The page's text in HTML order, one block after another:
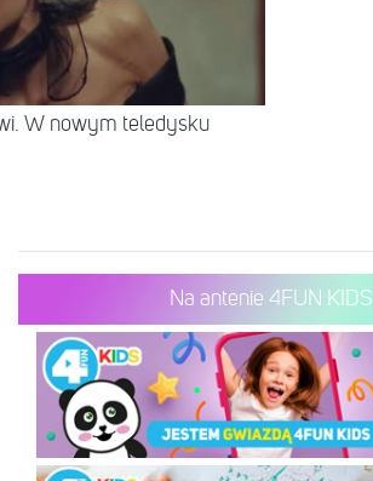
W nowym teledysku
Na antenie 4FUN KIDS